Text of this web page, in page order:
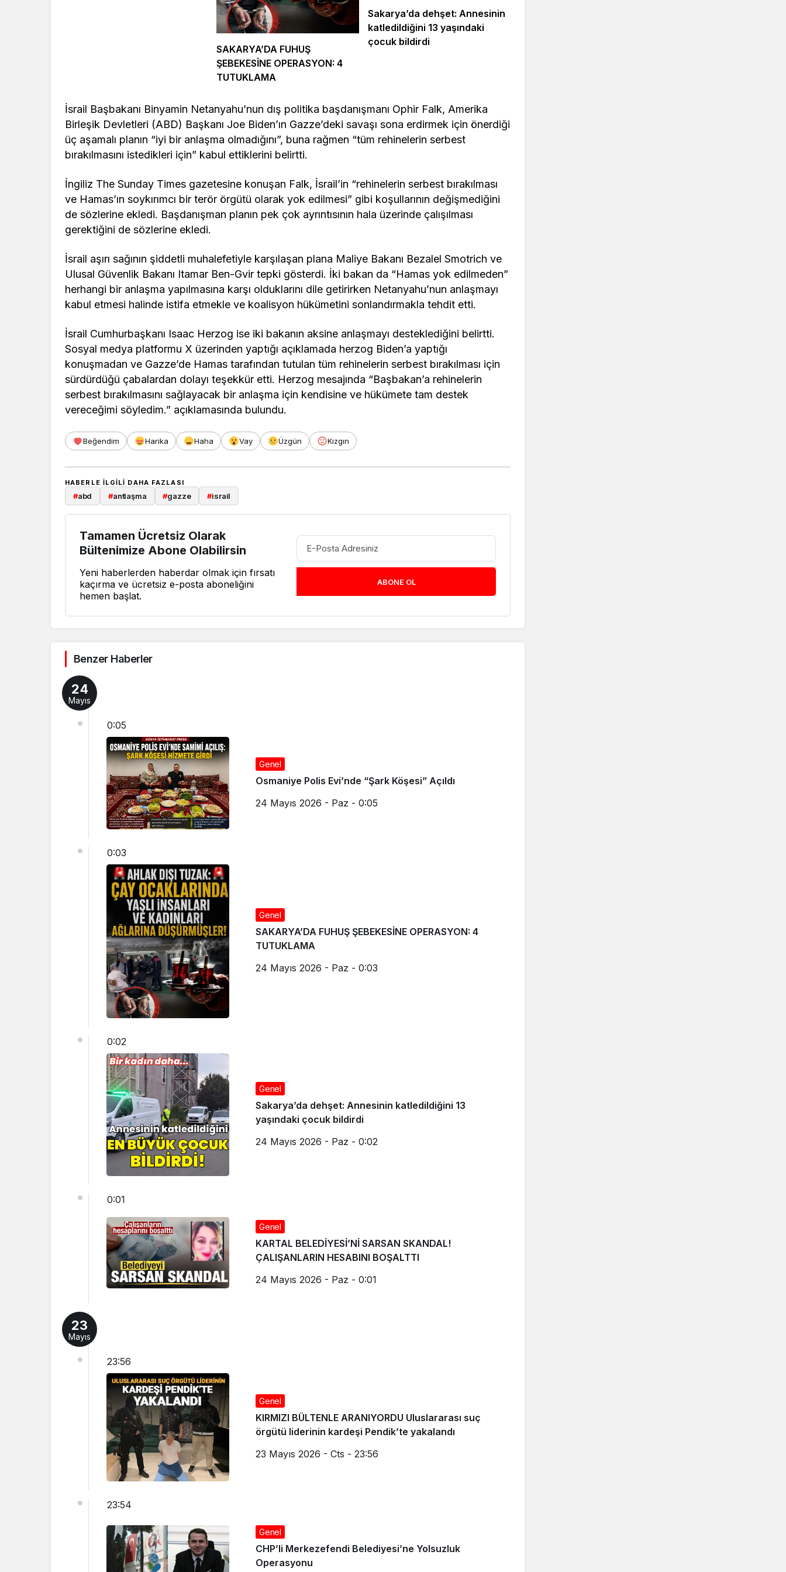
SAKARYA’DA FUHUŞ
ŞEBEKESİNE OPERASYON: 4
TUTUKLAMA
Sakarya’da dehşet: Annesinin
katledildiğini 13 yaşındaki
çocuk bildirdi
İsrail Başbakanı Binyamin Netanyahu’nun dış politika başdanışmanı Ophir Falk, Amerika
Birleşik Devletleri (ABD) Başkanı Joe Biden’ın Gazze’deki savaşı sona erdirmek için önerdiği
üç aşamalı planın “iyi bir anlaşma olmadığını”, buna rağmen “tüm rehinelerin serbest
bırakılmasını istedikleri için” kabul ettiklerini belirtti.
İngiliz The Sunday Times gazetesine konuşan Falk, İsrail’in “rehinelerin serbest bırakılması
ve Hamas’ın soykırımcı bir terör örgütü olarak yok edilmesi” gibi koşullarının değişmediğini
de sözlerine ekledi. Başdanışman planın pek çok ayrıntısının hala üzerinde çalışılması
gerektiğini de sözlerine ekledi.
İsrail aşırı sağının şiddetli muhalefetiyle karşılaşan plana Maliye Bakanı Bezalel Smotrich ve
Ulusal Güvenlik Bakanı Itamar Ben-Gvir tepki gösterdi. İki bakan da “Hamas yok edilmeden”
herhangi bir anlaşma yapılmasına karşı olduklarını dile getirirken Netanyahu’nun anlaşmayı
kabul etmesi halinde istifa etmekle ve koalisyon hükümetini sonlandırmakla tehdit etti.
İsrail Cumhurbaşkanı Isaac Herzog ise iki bakanın aksine anlaşmayı desteklediğini belirtti.
Sosyal medya platformu X üzerinden yaptığı açıklamada herzog Biden’a yaptığı
konuşmadan ve Gazze’de Hamas tarafından tutulan tüm rehinelerin serbest bırakılması için
sürdürdüğü çabalardan dolayı teşekkür etti. Herzog mesajında “Başbakan’a rehinelerin
serbest bırakılmasını sağlayacak bir anlaşma için kendisine ve hükümete tam destek
vereceğimi söyledim.” açıklamasında bulundu.
Beğendim Harika Haha Vay Üzgün Kızgın
HABERLE ILGILI DAHA FAZLASI
#abd #antlaşma #gazze #israil
Tamamen Ücretsiz Olarak
Bültenimize Abone Olabilirsin
Yeni haberlerden haberdar olmak için fırsatı
kaçırma ve ücretsiz e-posta aboneliğini
hemen başlat.
ABONE OL
Benzer Haberler
24
Mayıs
0:05
Genel
Osmaniye Polis Evi’nde “Şark Köşesi” Açıldı
24 Mayıs 2026 - Paz - 0:05
0:03
Genel
SAKARYA’DA FUHUŞ ŞEBEKESİNE OPERASYON: 4
TUTUKLAMA
24 Mayıs 2026 - Paz - 0:03
0:02
Genel
Sakarya’da dehşet: Annesinin katledildiğini 13
yaşındaki çocuk bildirdi
24 Mayıs 2026 - Paz - 0:02
0:01
Genel
KARTAL BELEDİYESİ’Nİ SARSAN SKANDAL!
ÇALIŞANLARIN HESABINI BOŞALTTI
24 Mayıs 2026 - Paz - 0:01
23
Mayıs
23:56
Genel
KIRMIZI BÜLTENLE ARANIYORDU Uluslararası suç
örgütü liderinin kardeşi Pendik’te yakalandı
23 Mayıs 2026 - Cts - 23:56
23:54
Genel
CHP’li Merkezefendi Belediyesi’ne Yolsuzluk
Operasyonu